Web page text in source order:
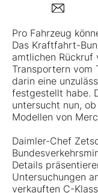
Folgen Sie uns
Kontakt
Pro Fahrzeug
Das Kraftfahrt-
amtlichen
Transportern vom
darin eine
festgestellt habe.
untersucht nun,
Modellen von
Daimler-Chef
Details
Untersuchungen
verkauften C-